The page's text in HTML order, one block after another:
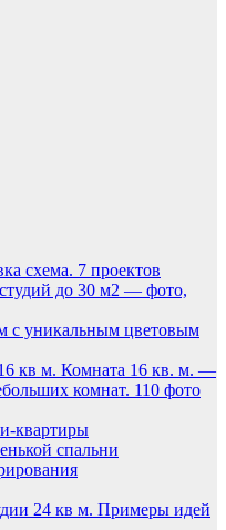
схема. 7 проектов
до 30 м2 — фото,
с уникальным цветовым
кв м. Комната 16 кв. м. —
комнат. 110 фото
квартиры
спальни
24 кв м. Примеры идей